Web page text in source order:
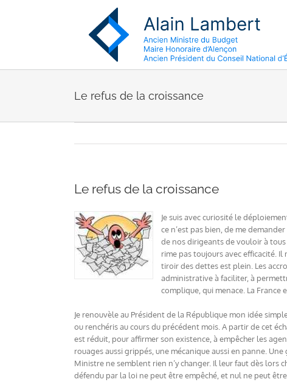
Le refus de la croissance
Le refus de la croissance
Je suis avec curiosité le
ce n’est pas bien, de me
de nos dirigeants de vouloir à
rime pas toujours avec efficacité. Il
tiroir des dettes est plein. Les
administrative à faciliter, à
complique, qui menace. La
Je renouvèle au Président de la République mon idée
ou renchéris au cours du précédent mois. A partir de cet
est réduit, pour affirmer son existence, à empêcher les
rouages aussi grippés, une mécanique aussi en panne.
Ministre ne semblent rien n’y changer. Il leur faut dès lors
défendu par la loi ne peut être empêché, et nul ne peut